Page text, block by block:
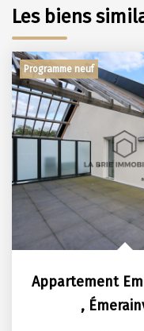
Les biens
Programme neuf
,